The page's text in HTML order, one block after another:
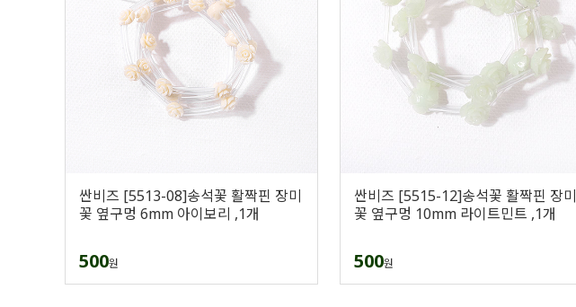
싼비즈 [5513-08]송석꽃 활짝핀 장미
꽃 옆구멍 6mm 아이보리 ,1개
500원
싼비즈 [5515-12]송석꽃 활짝핀 장미
꽃 옆구멍 10mm 라이트민트 ,1개
500원